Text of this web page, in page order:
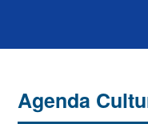
Agenda